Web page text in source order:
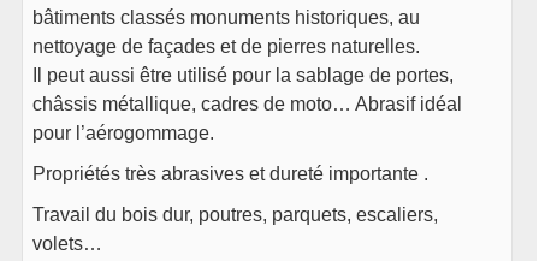
bâtiments classés monuments historiques, au
nettoyage de façades et de pierres naturelles.
Il peut aussi être utilisé pour la sablage de portes,
châssis métallique, cadres de moto… Abrasif idéal
pour l’aérogommage.
Propriétés très abrasives et dureté importante .
Travail du bois dur, poutres, parquets, escaliers,
volets…